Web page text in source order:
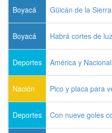
Boyacá Güicán de la
Boyacá Habrá cortes de
Deportes América y
Nación Pico y placa para
Deportes Con nueve goles